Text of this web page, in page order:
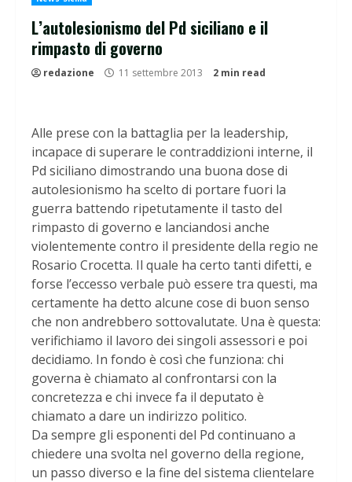
L’autolesionismo del Pd siciliano e il
rimpasto di governo
redazione 11 settembre 2013 2 min read
Alle prese con la battaglia per la leadership,
incapace di superare le contraddizioni interne, il
Pd siciliano dimostrando una buona dose di
autolesionismo ha scelto di portare fuori la
guerra battendo ripetutamente il tasto del
rimpasto di governo e lanciandosi anche
violentemente contro il presidente della regio ne
Rosario Crocetta. Il quale ha certo tanti difetti, e
forse l’eccesso verbale può essere tra questi, ma
certamente ha detto alcune cose di buon senso
che non andrebbero sottovalutate. Una è questa:
verifichiamo il lavoro dei singoli assessori e poi
decidiamo. In fondo è così che funziona: chi
governa è chiamato al confrontarsi con la
concretezza e chi invece fa il deputato è
chiamato a dare un indirizzo politico.
Da sempre gli esponenti del Pd continuano a
chiedere una svolta nel governo della regione,
un passo diverso e la fine del sistema clientelare